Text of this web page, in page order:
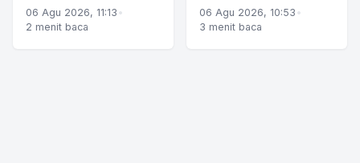
06 Agu 2026, 11:13 •
2 menit baca
06 Agu 2026, 10:53 •
3 menit baca